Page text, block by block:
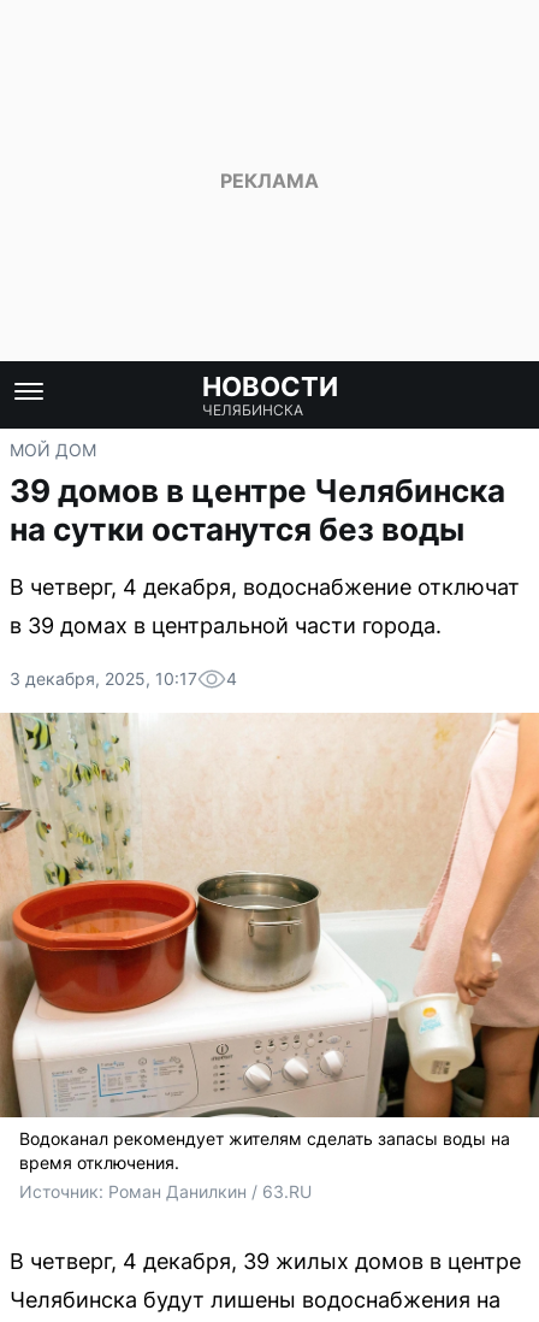
НОВОСТИ
ЧЕЛЯБИНСКА
МОЙ ДОМ
39 домов в центре Челябинска
на сутки останутся без воды
В четверг, 4 декабря, водоснабжение отключат
в 39 домах в центральной части города.
3 декабря, 2025, 10:17 4
Водоканал рекомендует жителям сделать запасы воды на
время отключения.
Источник: Роман Данилкин / 63.RU
В четверг, 4 декабря, 39 жилых домов в центре
Челябинска будут лишены водоснабжения на